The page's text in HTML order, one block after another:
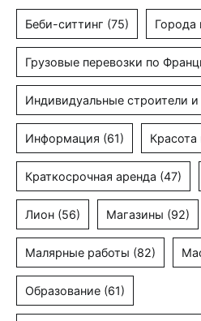
Беби-ситтинг (75) Города
Грузовые перевозки по
Индивидуальные строители
Информация (61) Красота
Краткосрочная аренда (47)
Лион (56) Магазины (92)
Малярные работы (82)
Образование (61)